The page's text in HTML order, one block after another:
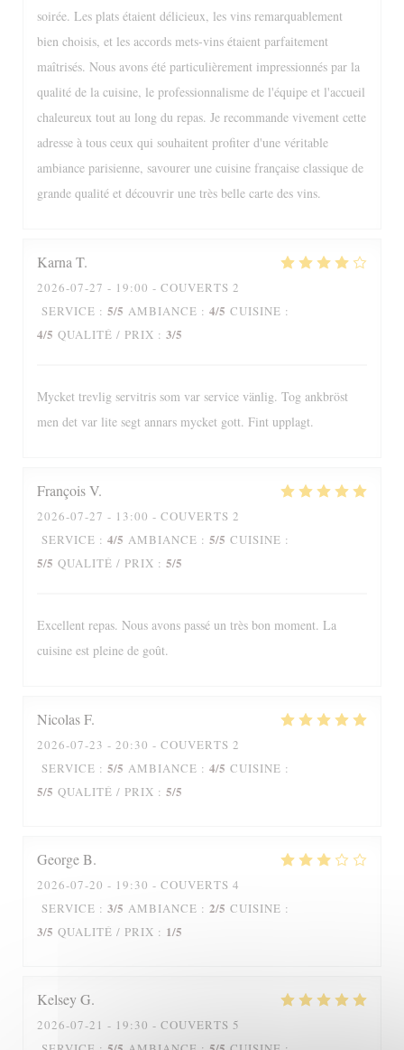
soirée. Les plats étaient délicieux, les vins remarquablement
bien choisis, et les accords mets-vins étaient parfaitement
maîtrisés. Nous avons été particulièrement impressionnés par la
qualité de la cuisine, le professionnalisme de l'équipe et l'accueil
chaleureux tout au long du repas. Je recommande vivement cette
adresse à tous ceux qui souhaitent profiter d'une véritable
ambiance parisienne, savourer une cuisine française classique de
grande qualité et découvrir une très belle carte des vins.
Karna T
2026-07-27 - 19:00 - COUVERTS 2
SERVICE : 5/5 AMBIANCE : 4/5 CUISINE :
4/5 QUALITÉ / PRIX : 3/5
Mycket trevlig servitris som var service vänlig. Tog ankbröst
men det var lite segt annars mycket gott. Fint upplagt.
FrançoisV
2026-07-27 - 13:00 - COUVERTS 2
SERVICE : 4/5 AMBIANCE : 5/5 CUISINE :
5/5 QUALITÉ / PRIX : 5/5
Excellent repas. Nous avons passé un très bon moment. La
cuisine est pleine de goût.
NicolasF
2026-07-23 - 20:30 - COUVERTS 2
SERVICE : 5/5 AMBIANCE : 4/5 CUISINE :
5/5 QUALITÉ / PRIX : 5/5
GeorgeB
2026-07-20 - 19:30 - COUVERTS 4
SERVICE : 3/5 AMBIANCE : 2/5 CUISINE :
3/5 QUALITÉ / PRIX : 1/5
KelseyG
2026-07-21 - 19:30 - COUVERTS 5